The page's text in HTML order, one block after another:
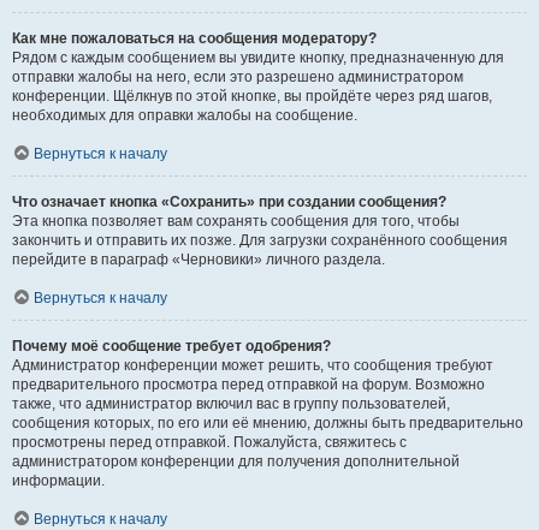
Как мне пожаловаться на сообщения модератору?
Рядом с каждым сообщением вы увидите кнопку, предназначенную для
отправки жалобы на него, если это разрешено администратором
конференции. Щёлкнув по этой кнопке, вы пройдёте через ряд шагов,
необходимых для оправки жалобы на сообщение.
Вернуться к началу
Что означает кнопка «Сохранить» при создании сообщения?
Эта кнопка позволяет вам сохранять сообщения для того, чтобы
закончить и отправить их позже. Для загрузки сохранённого сообщения
перейдите в параграф «Черновики» личного раздела.
Вернуться к началу
Почему моё сообщение требует одобрения?
Администратор конференции может решить, что сообщения требуют
предварительного просмотра перед отправкой на форум. Возможно
также, что администратор включил вас в группу пользователей,
сообщения которых, по его или её мнению, должны быть предварительно
просмотрены перед отправкой. Пожалуйста, свяжитесь с
администратором конференции для получения дополнительной
информации.
Вернуться к началу